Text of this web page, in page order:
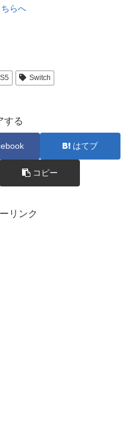
らへ
Switch
する
はてブ
コピー
リンク